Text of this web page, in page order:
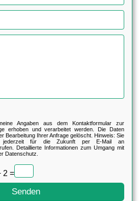
Angaben aus dem Kontaktformular zur
erhoben und verarbeitet werden. Die Daten
Bearbeitung Ihrer Anfrage gelöscht. Hinweis: Sie
jederzeit für die Zukunft per E-Mail an
Detaillierte Informationen zum Umgang mit
Datenschutz.
2 =